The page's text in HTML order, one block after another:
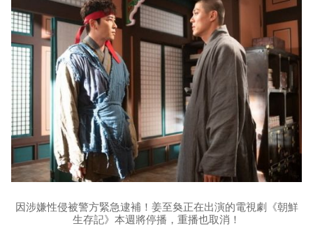
因涉嫌性侵被警方緊急逮補！姜至奐正在出演的電視劇《朝鮮
生存記》本週將停播，重播也取消！